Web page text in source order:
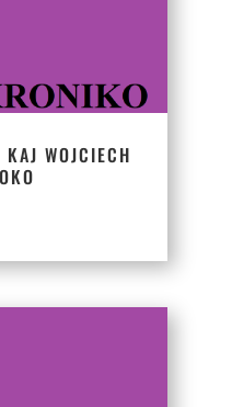
WOJCIECH